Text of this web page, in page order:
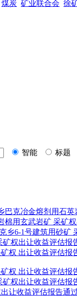
煤炭 矿业联合会 徐
智能
标题
巴克冶金熔剂用石英
棉用玄武岩矿 采矿权
乡6-1号建筑用砂矿
矿权出让收益评估报
权 出让收益评估报
权 出让收益评估报
矿权出让收益评估报
出让收益评估报告通